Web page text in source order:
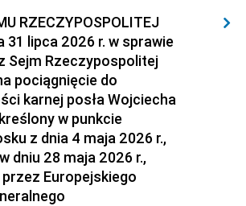
RZECZYPOSPOLITEJ
31 lipca 2026 r. w sprawie
Sejm Rzeczypospolitej
pociągnięcie do
karnej posła Wojciecha
w punkcie
z dnia 4 maja 2026 r.,
dniu 28 maja 2026 r.,
Europejskiego